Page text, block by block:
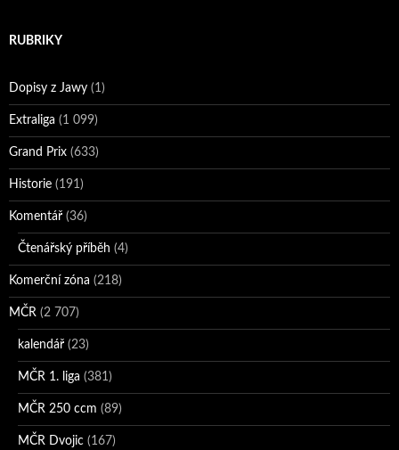
RUBRIKY
Dopisy z Jawy (1)
Extraliga (1 099)
Grand Prix (633)
Historie (191)
Komentář (36)
Čtenářský příběh (4)
Komerční zóna (218)
MČR (2 707)
kalendář (23)
MČR 1. liga (381)
MČR 250 ccm (89)
MČR Dvojic (167)